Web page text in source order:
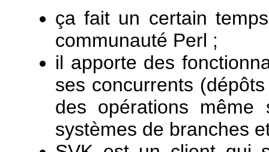
ça fait un certain
communauté Perl ;
il apporte des
ses concurrents
des opérations
systèmes de branches